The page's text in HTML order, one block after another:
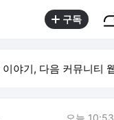
구독
야기, 다음 커뮤니티 웹에서
오늘